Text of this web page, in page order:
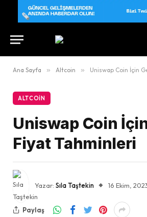
Ana Sayfa » Altcoin » Uniswap Coin İçin
ALTCOIN
Uniswap Coin
Fiyat Tahminleri
Yazar: Sıla Taştekin 16 Ekim,
Paylaş